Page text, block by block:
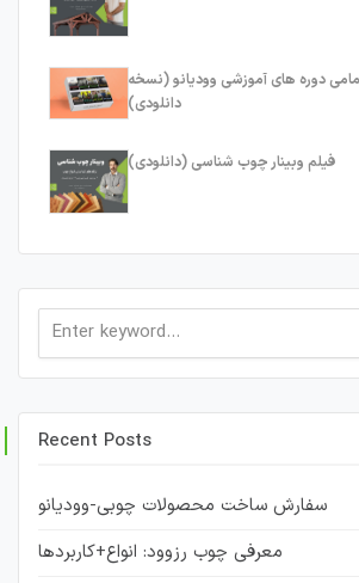
دوره های آموزشی وودیانو (نسخه
دانلودی)
فیلم وبینار چوب شناسی (دانلودی)
Search
Recent Posts
سفارش ساخت محصولات چوبی-وودیانو
معرفی چوب رزوود: انواع+کاربردها